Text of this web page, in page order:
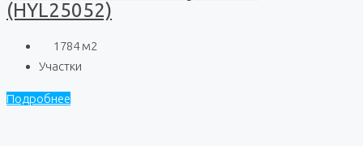
(HYL25052)
1784 м2
Участки
Подробнее